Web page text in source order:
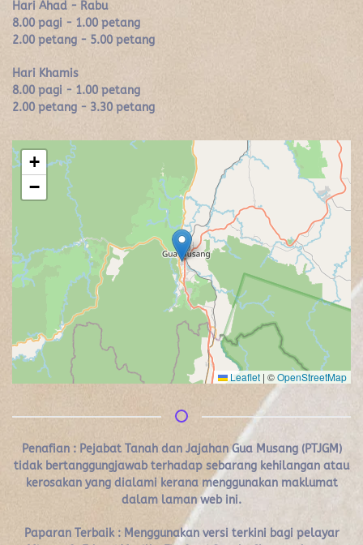
Hari Ahad - Rabu
8.00 pagi - 1.00 petang
2.00 petang - 5.00 petang
Hari Khamis
8.00 pagi - 1.00 petang
2.00 petang - 3.30 petang
+
−
Leaflet | ©OpenStreetMap
Penafian : Pejabat Tanah dan Jajahan Gua Musang (PTJGM)
tidak bertanggungjawab terhadap sebarang kehilangan atau
kerosakan yang dialami kerana menggunakan maklumat
dalam laman web ini.
Paparan Terbaik : Menggunakan versi terkini bagi pelayar